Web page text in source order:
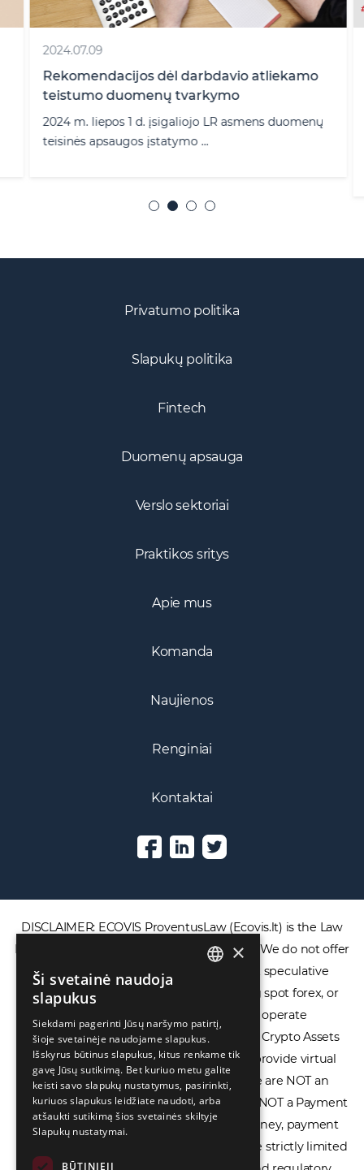
2024.07.09
Rekomendacijos dėl darbdavio atliekamo
teistumo duomenų tvarkymo
2024 m. liepos 1 d. įsigaliojo LR asmens duomenų
teisinės apsaugos įstatymo ...
Privatumo politika
Slapukų politika
Fintech
Duomenų apsauga
Verslo sektoriai
Praktikos sritys
Apie mus
Komanda
Naujienos
Renginiai
Kontaktai
DISCLAIMER: ECOVIS ProventusLaw (Ecovis.lt) is the Law
Firm and NOT a financial services provider. We do not offer
or provide access to securities, complex speculative
financial products including CFDs, rolling spot forex, or
financial spread betting. We do not operate
cryptocurrency exchanges, we are NOT a Crypto Assets
Service Provider (CASP), and we do not provide virtual
assets software or hardware wallets. We are NOT an
Electronic Money Institution (EMI), we are NOT a Payment
Institution (PI), and we do not issue e-money, payment
services, or IBAN accounts. Our services are strictly limited
РУССКИЙ
中文（简体
×
Ši svetainė naudoja
slapukus
Siekdami pagerinti Jūsų naršymo patirtį,
šioje svetainėje naudojame slapukus.
Išskyrus būtinus slapukus, kitus renkame tik
gavę Jūsų sutikimą. Bet kuriuo metu galite
keisti savo slapukų nustatymus, pasirinkti,
kuriuos slapukus leidžiate naudoti, arba
atšaukti sutikimą šios svetainės skiltyje
Slapukų nustatymai.
BŪTINIEJI